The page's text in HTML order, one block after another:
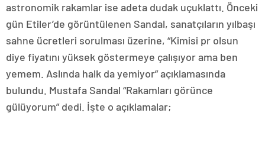
astronomik rakamlar ise adeta dudak uçuklattı. Önceki
gün Etiler’de görüntülenen Sandal, sanatçıların yılbaşı
sahne ücretleri sorulması üzerine, “Kimisi pr olsun
diye fiyatını yüksek göstermeye çalışıyor ama ben
yemem. Aslında halk da yemiyor” açıklamasında
bulundu. Mustafa Sandal “Rakamları görünce
gülüyorum” dedi. İşte o açıklamalar;